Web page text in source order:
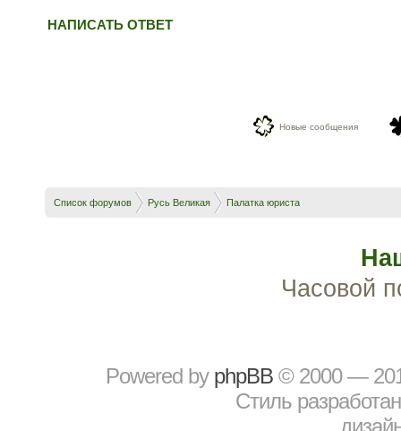
НАПИСАТЬ ОТВЕТ
Новые сообщения
Список форумов Русь Великая Палатка юриста
Часовой
Powered by рhрBВ © 2000 —
Стиль